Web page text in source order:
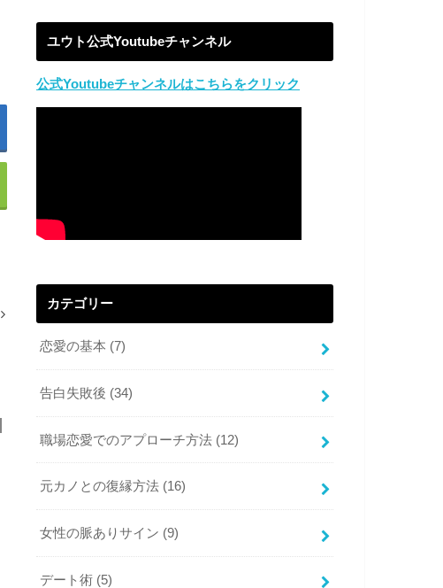
ユウト公式Youtubeチャンネル
公式Youtubeチャンネルはこちらをクリック
カテゴリー
恋愛の基本 (7)
告白失敗後 (34)
職場恋愛でのアプローチ方法 (12)
元カノとの復縁方法 (16)
女性の脈ありサイン (9)
デート術 (5)